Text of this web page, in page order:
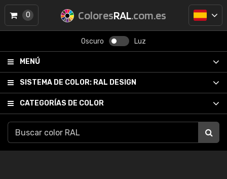
ColoresRAL.com.es
Oscuro Luz
MENÚ
SISTEMA DE COLOR: RAL DESIGN
CATEGORÍAS DE COLOR
0